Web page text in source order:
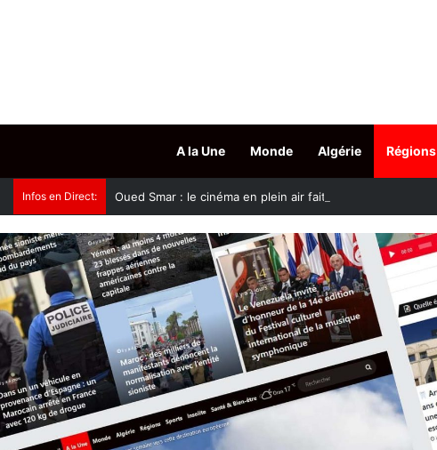
A la Une Monde Algérie Régions
Infos en Direct: Oued Smar : le cinéma en plein air fait son grand retour